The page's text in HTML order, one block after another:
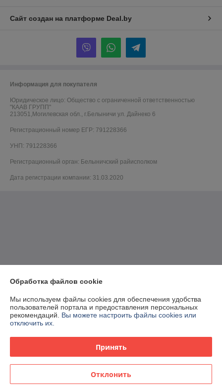
Сайт создан на платформе Deal.by
Информация для покупателя
Юридическое лицо: Общество с ограниченной ответственностью
"КААВ ГРУПП"
213051,Могилевская обл., г.Белыничи ул. Дайнеко 6
Регистрационный номер ЕГР: 791228366
УНП: 791228366
Регистрационный орган: Белыничский райисполком
Дата регистрации компании: 31.03.2020
Обработка файлов cookie
Мы используем файлы cookies для обеспечения удобства
пользователей портала и предоставления персональных
рекомендаций. Вы можете настроить файлы cookies или
отключить их.
Принять
Отклонить